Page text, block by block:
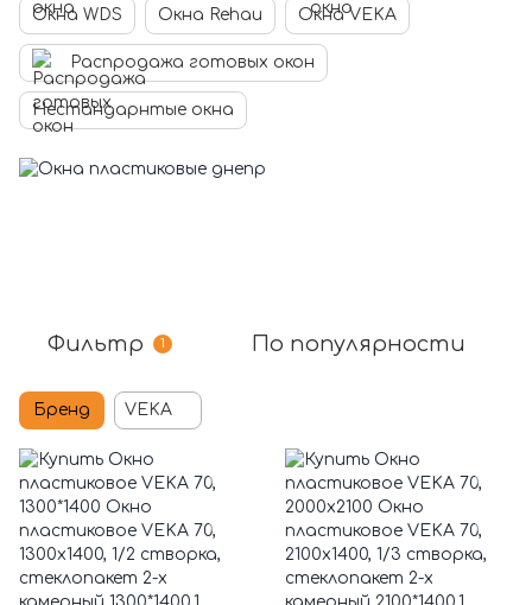
Окна WDS Окна Rehau Окна VEKA
Распродажа готовых окон
Нестандарнтые окна
Фильтр 1 По популярности
Бренд VEKA